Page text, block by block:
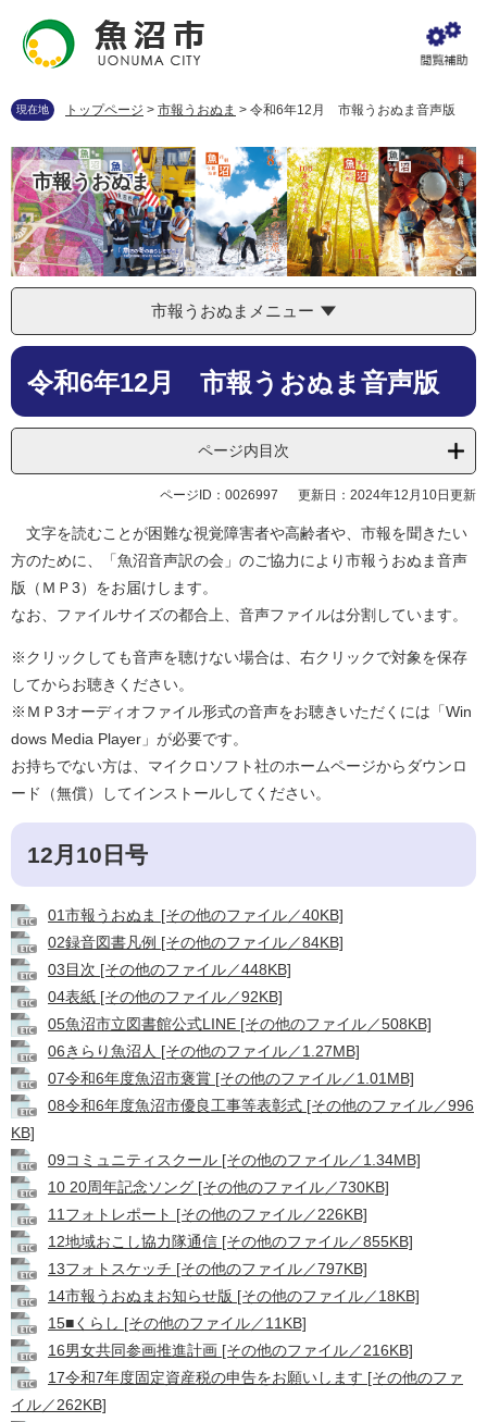
先
で
す
。
を
ば
し
て
本
文
へ
現在地 トップページ > 市報うおぬま > 令和6年12月 市報うおぬま音声版
市報うおぬま
市報うおぬまメニュー
本
令和6年12月 市報うおぬま音声版
ページ内目次
ページID：0026997 更新日：2024年12月10日更新
文字を読むことが困難な視覚障害者や高齢者や、市報を聞きたい
方のために、「魚沼音声訳の会」のご協力により市報うおぬま音声
版（ＭＰ3）をお届けします。
なお、ファイルサイズの都合上、音声ファイルは分割しています。
※クリックしても音声を聴けない場合は、右クリックで対象を保存
してからお聴きください。
※ＭＰ3オーディオファイル形式の音声をお聴きいただくには「Win
dows Media Player」が必要です。
お持ちでない方は、マイクロソフト社のホームページからダウンロ
ード（無償）してインストールしてください。
12月10日号
01市報うおぬま [その他のファイル／40KB]
02録音図書凡例 [その他のファイル／84KB]
03目次 [その他のファイル／448KB]
04表紙 [その他のファイル／92KB]
05魚沼市立図書館公式LINE [その他のファイル／508KB]
06きらり魚沼人 [その他のファイル／1.27MB]
07令和6年度魚沼市褒賞 [その他のファイル／1.01MB]
08令和6年度魚沼市優良工事等表彰式 [その他のファイル／996
KB]
09コミュニティスクール [その他のファイル／1.34MB]
10 20周年記念ソング [その他のファイル／730KB]
11フォトレポート [その他のファイル／226KB]
12地域おこし協力隊通信 [その他のファイル／855KB]
13フォトスケッチ [その他のファイル／797KB]
14市報うおぬまお知らせ版 [その他のファイル／18KB]
15■くらし [その他のファイル／11KB]
16男女共同参画推進計画 [その他のファイル／216KB]
17令和7年度固定資産税の申告をお願いします [その他のファ
イル／262KB]